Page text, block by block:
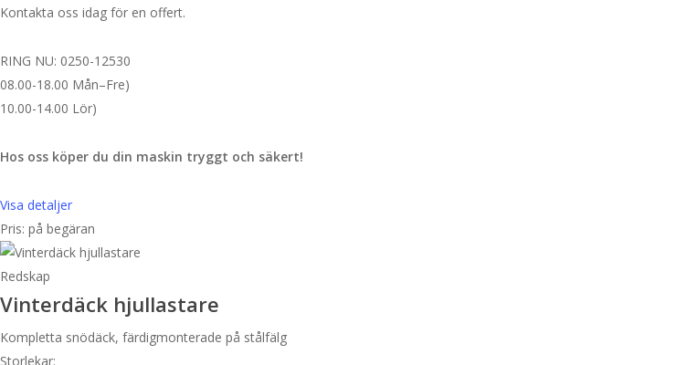
Kontakta oss idag för en offert.
RING NU: 0250-12530
08.00-18.00 Mån–Fre)
10.00-14.00 Lör)
Hos oss köper du din maskin tryggt och säkert!
Visa detaljer
Pris: på begäran
Redskap
Vinterdäck hjullastare
Kompletta snödäck, färdigmonterade på stålfälg
Storlekar: